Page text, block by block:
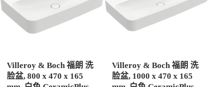
Villeroy & Boch 福朗 洗
脸盆, 800 x 470 x 165
Villeroy & Boch 福朗 洗
脸盆, 1000 x 470 x 165